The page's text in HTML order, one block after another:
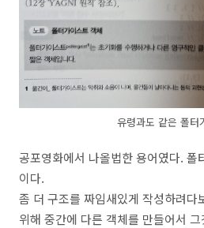
유령과도 같은 폴터
공포영화에서 나올법한 용어였다. 폴
이다.
좀 더 구조를 짜임새있게 작성하려다
위해 중간에 다른 객체를 만들어서